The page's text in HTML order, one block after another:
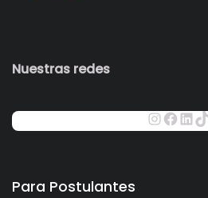
Nuestras redes
Para Postulantes